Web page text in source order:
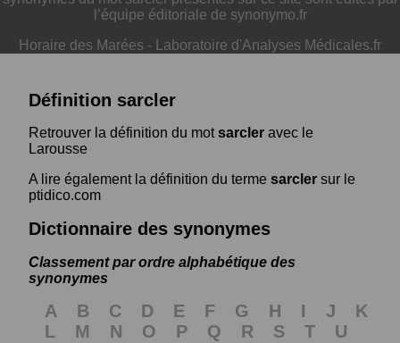
l’équipe éditoriale de synonymo.fr
Horaire des Marées - Laboratoire d'Analyses Médicales.fr
Définition sarcler
Retrouver la définition du motsarcler avec le
Larousse
A lire également la définition du terme sarcler sur le
ptidico.com
Dictionnaire des synonymes
Classement par ordre alphabétique des
synonymes
A B C D E F G H I J
K
L
M N O P Q R S T
U